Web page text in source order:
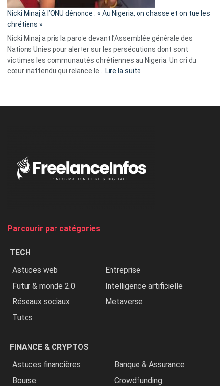
parle
ses
tripes »
Nicki Minaj à l’ONU dénonce : « Au Nigeria, on chasse et on tue les
chrétiens »
Nicki Minaj a pris la parole devant l’Assemblée générale des
Nations Unies pour alerter sur les persécutions dont sont
victimes les communautés chrétiennes au Nigeria. Un cri du
cœur inattendu qui relance le…
Lire la suite
Nigeria,
Parcourir par catégories
TECH
Astuces web
Entreprise
Futur & monde 2.0
Intelligence artificielle
Réseaux sociaux
Metaverse
Tutos
FINANCE & CRYPTOS
Astuces financières
Banque & Assurance
Bourse
Crowdfunding